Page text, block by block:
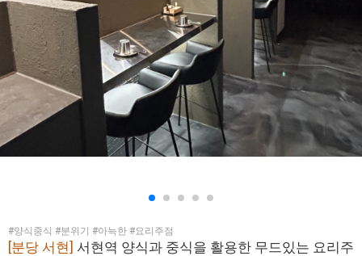
#양식중식 #분위기 #아늑한 #요리주점
[분당 서현] 서현역 양식과 중식을 활용한 무드있는 요리주